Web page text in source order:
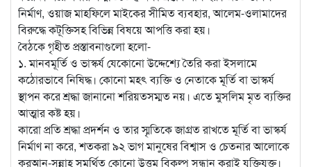
নির্মাণ, ওয়াজ মাহফিলে মাইকের সীমিত ব্যবহার, আলেম-ওলামাদের
বিরুদ্ধে কটূক্তিসহ বিভিন্ন বিষয়ে আপত্তি করা হয়।
বৈঠকে গৃহীত প্রস্তাবনাগুলো হলো-
১. মানবমূর্তি ও ভাস্কর্য যেকোনো উদ্দেশ্যে তৈরি করা ইসলামে
কঠোরভাবে নিষিদ্ধ। কোনো মহৎ ব্যক্তি ও নেতাকে মূর্তি বা ভাস্কর্য
স্থাপন করে শ্রদ্ধা জানানো শরিয়তসম্মত নয়। এতে মুসলিম মৃত ব্যক্তির
আত্মার কষ্ট হয়।
কারো প্রতি শ্রদ্ধা প্রদর্শন ও তার স্মৃতিকে জাগ্রত রাখতে মূর্তি বা ভাস্কর্য
নির্মাণ না করে, শতকরা ৯২ ভাগ মানুষের বিশ্বাস ও চেতনার আলোকে
কুরআন-সুন্নাহ সমর্থিত কোনো উত্তম বিকল্প সন্ধান করাই যুক্তিযুক্ত।